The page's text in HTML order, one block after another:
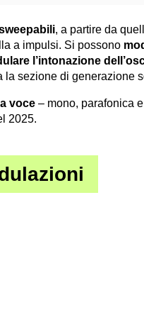
, a partire da
a impulsi. Si possono
l’intonazione
sezione di generazione
voce – mono, parafonica
2025.